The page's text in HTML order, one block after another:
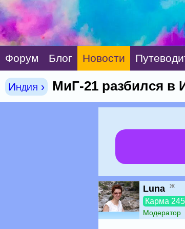
Форум Блог Новости
Индия › МиГ-21 разбился в
Luna ж
Карма
Модератор